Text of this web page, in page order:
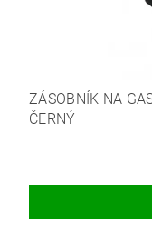
ZÁSOBNÍK NA
ČERNÝ